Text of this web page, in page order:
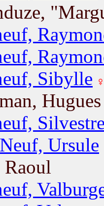
Sibylle
Hugues
Ursule
Raoul